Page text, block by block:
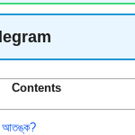
Contents
আতঙ্ক?